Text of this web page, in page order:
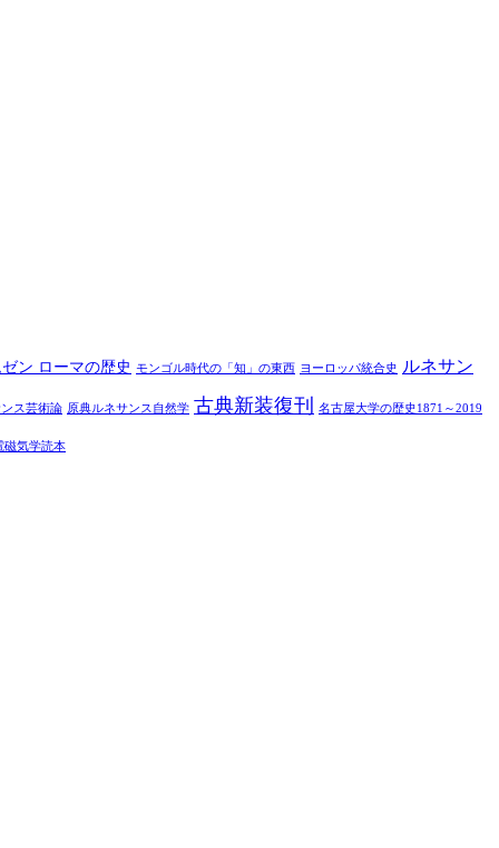
ン ローマの歴史 モンゴル時代の「知」の東西 ヨーロッパ統合史 ルネサン
ス芸術論 原典ルネサンス自然学 古典新装復刊 名古屋大学の歴史1871～2019
磁気学読本